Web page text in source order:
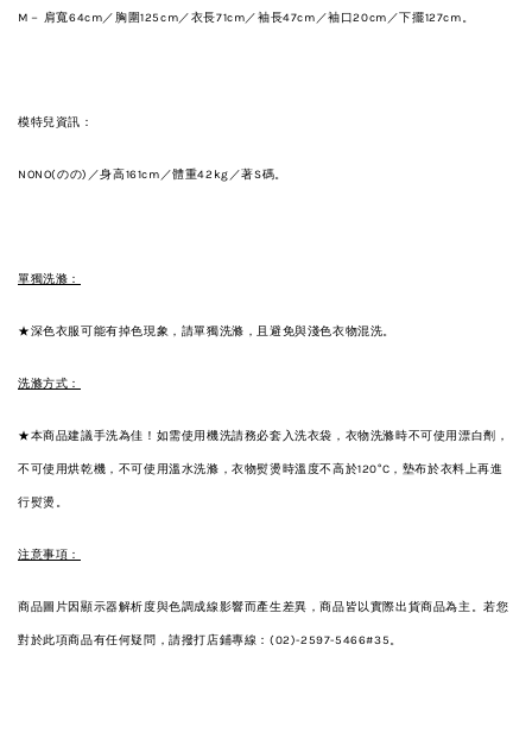
M－ 肩寬64cm／胸圍125cm／衣長71cm／袖長47cm ／袖口20cm ／下擺127cm。
模特兒資訊：
NONO(のの)／身高161cm／體重42kg／著S碼。
單獨洗滌：
★深色衣服可能有掉色現象，請單獨洗滌，且避免與淺色衣物混洗。
洗滌方式：
★本商品建議手洗為佳！如需使用機洗請務必套入洗衣袋，衣物洗滌時不可使用漂白劑，
不可使用烘乾機，不可使用溫水洗滌，衣物熨燙時溫度不高於120°C，墊布於衣料上再進
行熨燙。
注意事項：
商品圖片因顯示器解析度與色調成線影響而產生差異，商品皆以實際出貨商品為主。若您
對於此項商品有任何疑問，請撥打店鋪專線：(02)-2597-5466#35。